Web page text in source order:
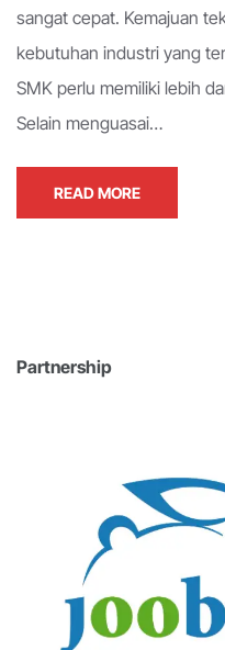
sangat cepat. Kemajuan
kebutuhan industri yang
SMK perlu memiliki lebih
Selain menguasai…
READ MORE
Partnership